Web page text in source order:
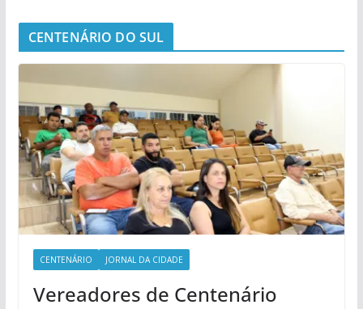
CENTENÁRIO DO SUL
CENTENÁRIO JORNAL DA CIDADE
Vereadores de Centenário